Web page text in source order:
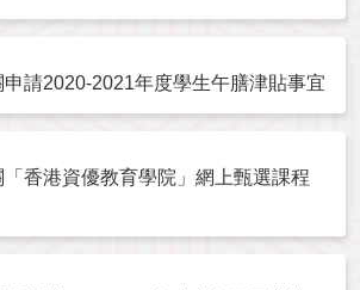
請2020-2021年度學生午膳津貼事宜
香港資優教育學院」網上甄選課程